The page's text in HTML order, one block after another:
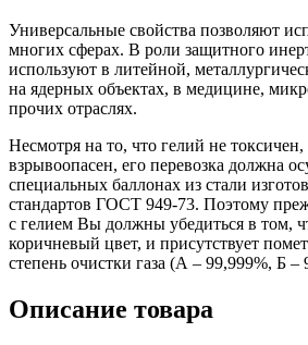
Универсальные свойства позволяют
многих сферах. В роли защитного
используют в литейной,
на ядерных объектах, в медицине,
прочих отраслях.
Несмотря на то, что гелий не
взрывоопасен, его перевозка должна
специальных баллонах из стали
стандартов ГОСТ 949-73. Поэтому
с гелием Вы должны убедиться в том,
коричневый цвет, и присутствует
степень очистки газа (А – 99,999%, Б –
Описание товара